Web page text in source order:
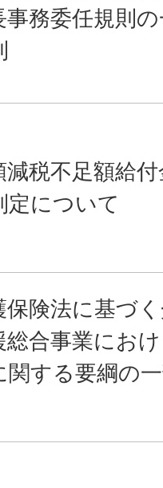
事務委任規則
減税不足額給
定について
保険法に基づ
総合事業にお
関する要綱の